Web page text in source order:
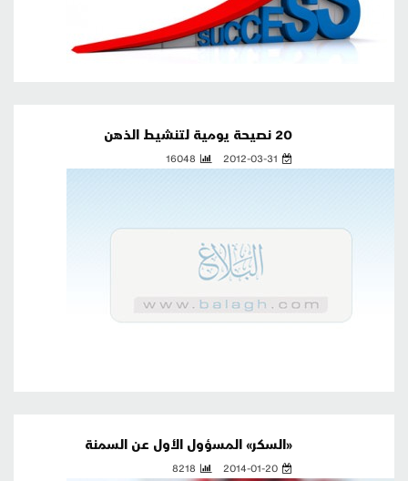
20 نصيحة يومية لتنشيط الذهن
2012-03-31
16048
«السكر» المسؤول الأول عن السمنة
2014-01-20
8218